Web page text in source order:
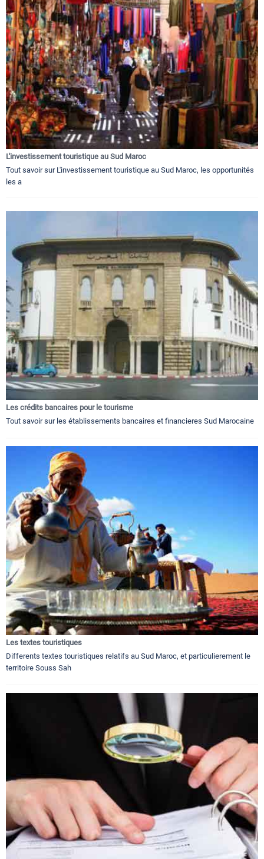
L'investissement touristique au Sud Maroc
Tout savoir sur L'investissement touristique au Sud Maroc, les opportunités
les a
Les crédits bancaires pour le tourisme
Tout savoir sur les établissements bancaires et financieres Sud Marocaine
Les textes touristiques
Differents textes touristiques relatifs au Sud Maroc, et particulierement le
territoire Souss Sah